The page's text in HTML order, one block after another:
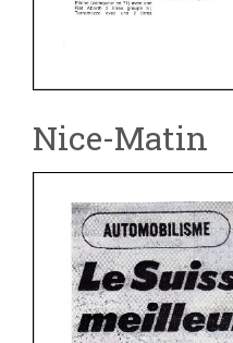
Nice-Matin